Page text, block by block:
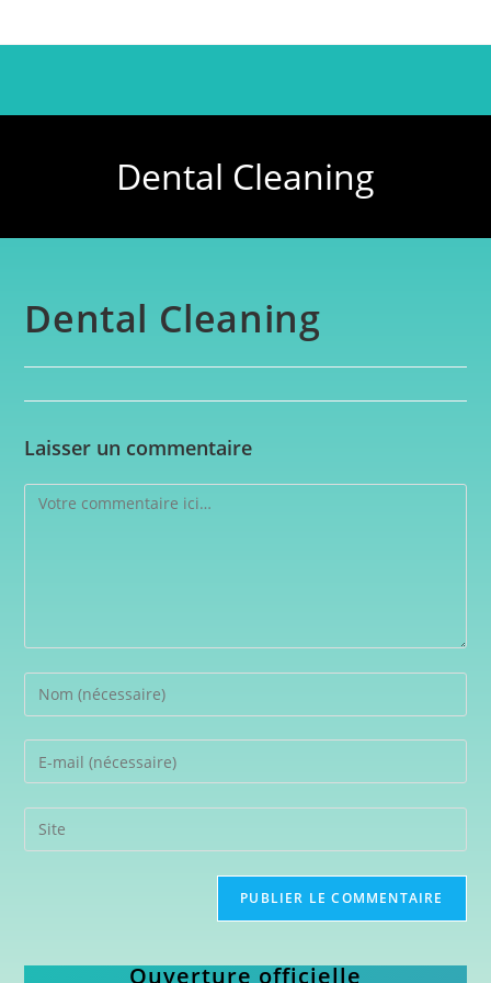
Dental Cleaning
Dental Cleaning
Laisser un commentaire
Ouverture officielle